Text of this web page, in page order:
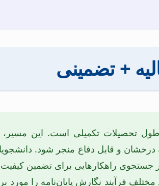
+ تضمینی
تحصیلات تکمیلی است. این مسیر،
و قابل دفاع منجر شود.
جستجوی راهکارهایی برای تضمین
فرآیند نگارش پایان‌نامه را مورد